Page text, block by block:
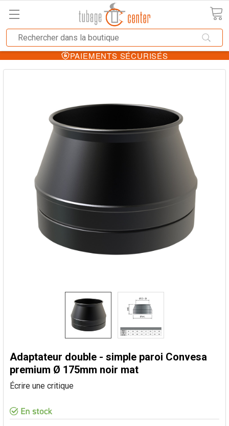
PAIEMENTS SÉCURISÉS
Adaptateur double - simple paroi Convesa
premium Ø 175mm noir mat
Écrire une critique